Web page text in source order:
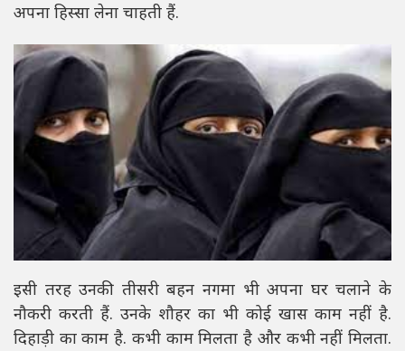
अपना हिस्सा लेना चाहती हैं.
इसी तरह उनकी तीसरी बहन नगमा भी अपना घर चलाने के
नौकरी करती हैं. उनके शौहर का भी कोई खास काम नहीं है.
दिहाड़ी का काम है. कभी काम मिलता है और कभी नहीं मिलता.